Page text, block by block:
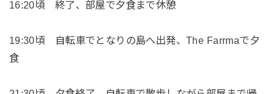
16:20頃 終了、部屋で夕食まで休憩
19:30頃 自転車でとなりの島へ出発、The Farrmaで夕
食